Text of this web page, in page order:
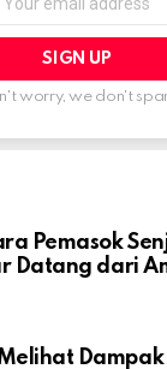
worry, we don't
Pemasok
Datang dari